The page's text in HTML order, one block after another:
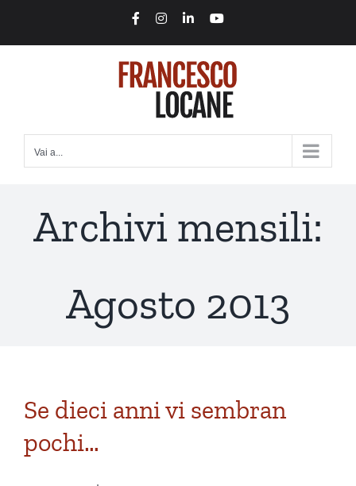
FacebookInstagram
LinkedInYouTube
Vai a...
Archivi mensili:
Agosto 2013
Se dieci anni vi sembran
pochi…